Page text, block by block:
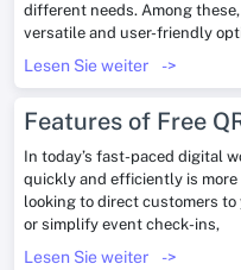
different needs. Among
versatile and user-friendly
Lesen Sie weiter ->
Features of Free
In today’s fast-paced digital
quickly and efficiently is more
looking to direct customers
or simplify event check-ins,
Lesen Sie weiter ->